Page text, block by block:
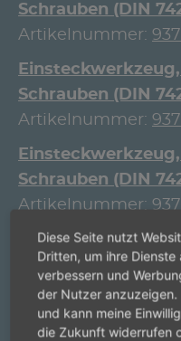
Schrauben (DIN
Artikelnummer:
Schrauben (DIN
Artikelnummer:
Schrauben (DIN
Artikelnummer:
Schrauben (DIN
Artikelnummer:
Diese Seite nutzt
Dritten, um ihre
verbessern und
der Nutzer
und kann meine
die Zukunft widerrufen